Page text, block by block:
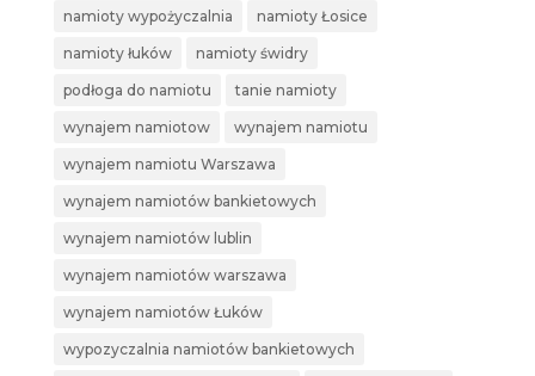
namioty wypożyczalnia namioty Łosice
namioty łuków namioty świdry
podłoga do namiotu tanie namioty
wynajem namiotow wynajem namiotu
wynajem namiotu Warszawa
wynajem namiotów bankietowych
wynajem namiotów lublin
wynajem namiotów warszawa
wynajem namiotów Łuków
wypozyczalnia namiotów bankietowych